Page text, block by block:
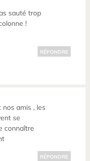
sauté trop
!
RÉPONDRE
nos amis , les
se
connaître
RÉPONDRE